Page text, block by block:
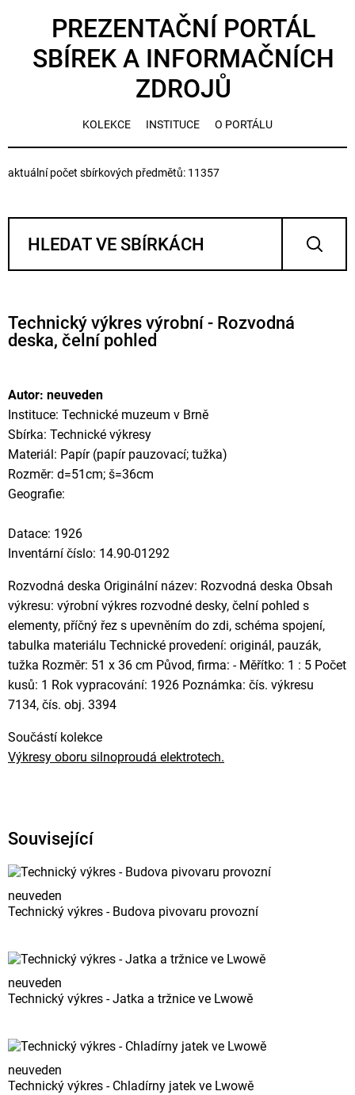
PREZENTAČNÍ PORTÁL
SBÍREK A INFORMAČNÍCH
ZDROJŮ
KOLEKCE INSTITUCE O PORTÁLU
aktuální počet sbírkových předmětů: 11357
Technický výkres výrobní - Rozvodná
deska, čelní pohled
Autor: neuveden
Instituce: Technické muzeum v Brně
Sbírka: Technické výkresy
Materiál: Papír (papír pauzovací; tužka)
Rozměr: d=51cm; š=36cm
Geografie:
Datace: 1926
Inventární číslo: 14.90-01292
Rozvodná deska Originální název: Rozvodná deska Obsah
výkresu: výrobní výkres rozvodné desky, čelní pohled s
elementy, příčný řez s upevněním do zdi, schéma spojení,
tabulka materiálu Technické provedení: originál, pauzák,
tužka Rozměr: 51 x 36 cm Původ, firma: - Měřítko: 1 : 5 Počet
kusů: 1 Rok vypracování: 1926 Poznámka: čís. výkresu
7134, čís. obj. 3394
Součástí kolekce
Výkresy oboru silnoproudá elektrotech.
Související
neuveden
Technický výkres - Budova pivovaru provozní
neuveden
Technický výkres - Jatka a tržnice ve Lwowě
neuveden
Technický výkres - Chladírny jatek ve Lwowě